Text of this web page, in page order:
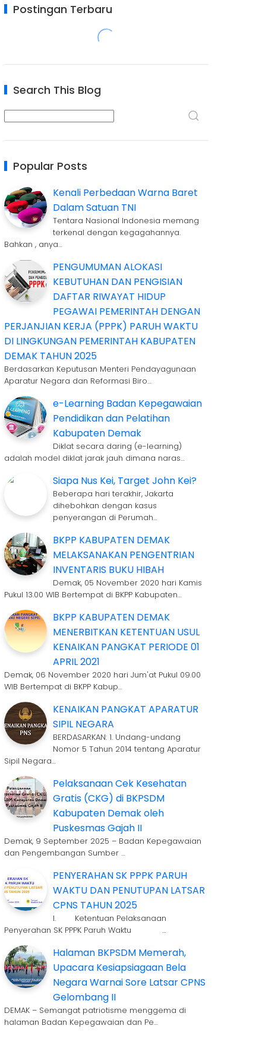
Postingan Terbaru
Search This Blog
Popular Posts
Kenali Perbedaan Warna Baret
Dalam Satuan TNI
Tentara Nasional Indonesia memang
terkenal dengan kegagahannya.
Bahkan , anya…
PENGUMUMAN ALOKASI
KEBUTUHAN DAN PENGISIAN
DAFTAR RIWAYAT HIDUP
PEGAWAI PEMERINTAH DENGAN
PERJANJIAN KERJA (PPPK) PARUH WAKTU
DI LINGKUNGAN PEMERINTAH KABUPATEN
DEMAK TAHUN 2025
Berdasarkan Keputusan Menteri Pendayagunaan
Aparatur Negara dan Reformasi Biro…
e-Learning Badan Kepegawaian
Pendidikan dan Pelatihan
Kabupaten Demak
Diklat secara daring (e-learning)
adalah model diklat jarak jauh dimana naras…
Siapa Nus Kei, Target John Kei?
Beberapa hari terakhir, Jakarta
dihebohkan dengan kasus
penyerangan di Perumah…
BKPP KABUPATEN DEMAK
MELAKSANAKAN PENGENTRIAN
INVENTARIS BUKU HIBAH
Demak, 05 November 2020 hari Kamis
Pukul 13.00 WIB Bertempat di BKPP Kabupaten…
BKPP KABUPATEN DEMAK
MENERBITKAN KETENTUAN USUL
KENAIKAN PANGKAT PERIODE 01
APRIL 2021
Demak, 06 November 2020 hari Jum'at Pukul 09.00
WIB Bertempat di BKPP Kabup…
KENAIKAN PANGKAT APARATUR
SIPIL NEGARA
BERDASARKAN: 1. Undang-undang
Nomor 5 Tahun 2014 tentang Aparatur
Sipil Negara…
Pelaksanaan Cek Kesehatan
Gratis (CKG) di BKPSDM
Kabupaten Demak oleh
Puskesmas Gajah II
Demak, 9 September 2025 – Badan Kepegawaian
dan Pengembangan Sumber …
PENYERAHAN SK PPPK PARUH
WAKTU DAN PENUTUPAN LATSAR
CPNS TAHUN 2025
I. Ketentuan Pelaksanaan
Penyerahan SK PPPK Paruh Waktu …
Halaman BKPSDM Memerah,
Upacara Kesiapsiagaan Bela
Negara Warnai Sore Latsar CPNS
Gelombang II
DEMAK – Semangat patriotisme menggema di
halaman Badan Kepegawaian dan Pe…